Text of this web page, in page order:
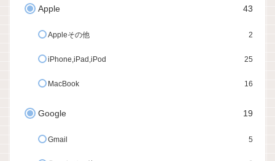
Apple 43
Appleその他 2
iPhone,iPad,iPod 25
MacBook 16
Google 19
Gmail 5